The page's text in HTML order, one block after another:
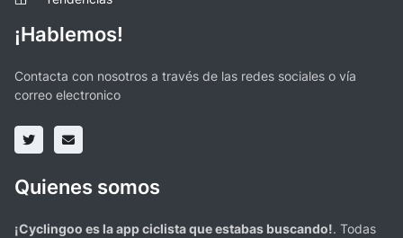
¡Hablemos!
Contacta con nosotros a través de las redes sociales o vía
correo electronico
Quienes somos
¡Cyclingoo es la app ciclista que estabas buscando!. Todas